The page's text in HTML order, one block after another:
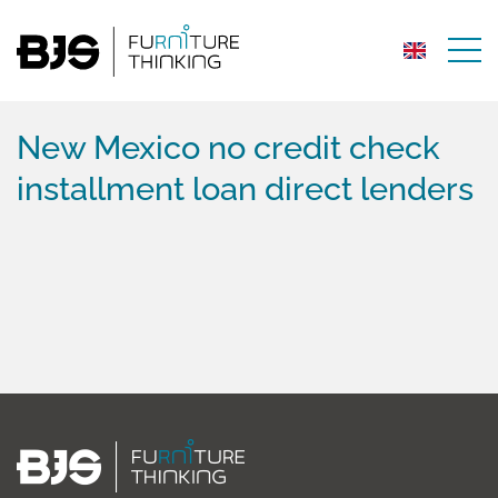
New Mexico no credit check
installment loan direct lenders